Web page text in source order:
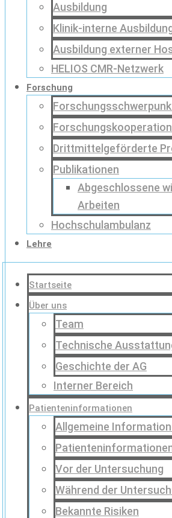
Ausbildung
Klinik-interne
Ausbildung externer
HELIOS CMR-Netzwerk
Forschung
Drittmittelgeförderte
Publikationen
Abgeschlossene
Arbeiten
Hochschulambulanz
Lehre
Startseite
Über uns
Team
Technische
Geschichte der AG
Interner Bereich
Patienteninformationen
Allgemeine
Vor der Untersuchung
Während der
Bekannte Risiken